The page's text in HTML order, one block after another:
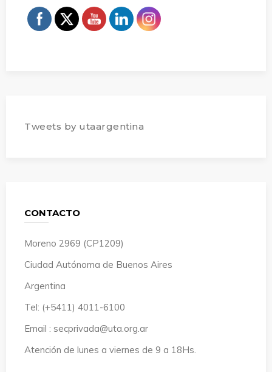
Tweets by utaargentina
CONTACTO
Moreno 2969 (CP1209)
Ciudad Autónoma de Buenos Aires
Argentina
Tel: (+5411) 4011-6100
Email : secprivada@uta.org.ar
Atención de lunes a viernes de 9 a 18Hs.